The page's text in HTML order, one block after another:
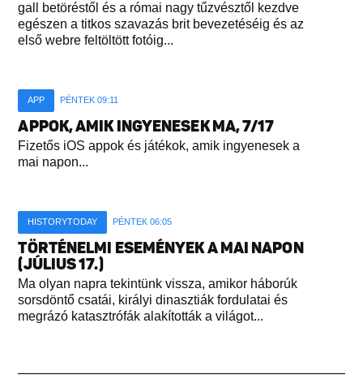
gall betöréstől és a római nagy tűzvésztől kezdve
egészen a titkos szavazás brit bevezetéséig és az
első webre feltöltött fotóig...
APP PÉNTEK 09:11
APPOK, AMIK INGYENESEK MA, 7/17
Fizetős iOS appok és játékok, amik ingyenesek a
mai napon...
HISTORYTODAY PÉNTEK 06:05
TÖRTÉNELMI ESEMÉNYEK A MAI NAPON
(JÚLIUS 17.)
Ma olyan napra tekintünk vissza, amikor háborúk
sorsdöntő csatái, királyi dinasztiák fordulatai és
megrázó katasztrófák alakították a világot...